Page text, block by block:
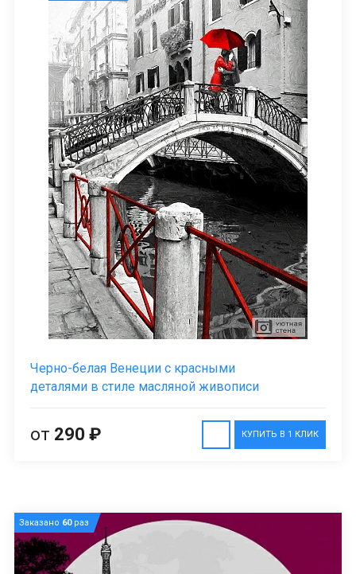
Черно-белая Венеции с красными
деталями в стиле масляной живописи
КУПИТЬ В 1 КЛИК
от 290 ₽
Заказано 60раз